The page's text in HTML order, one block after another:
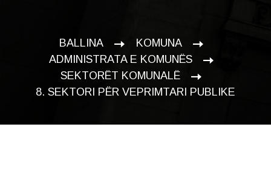
BALLINA
KOMUNA
ADMINISTRATA E KOMUNËS
SEKTORËT KOMUNALË
8. SEKTORI PËR VEPRIMTARI PUBLIKE